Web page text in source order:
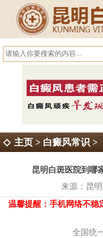
主页 > 白癜风常识 >
昆明白斑医院到哪
来源： 昆
温馨提醒：手机网络不稳
全国统